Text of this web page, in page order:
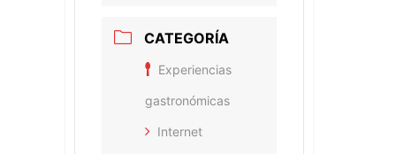
CATEGORÍA
Experiencias
gastronómicas
Internet